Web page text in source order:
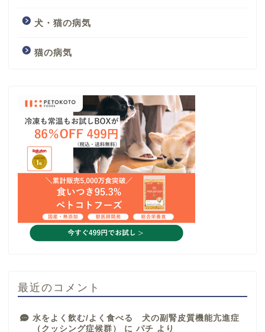
犬・猫の病気
猫の病気
最近のコメント
水をよく飲む/よく食べる 犬の副腎皮質機能亢進症
（クッシング症候群）
に パチ より